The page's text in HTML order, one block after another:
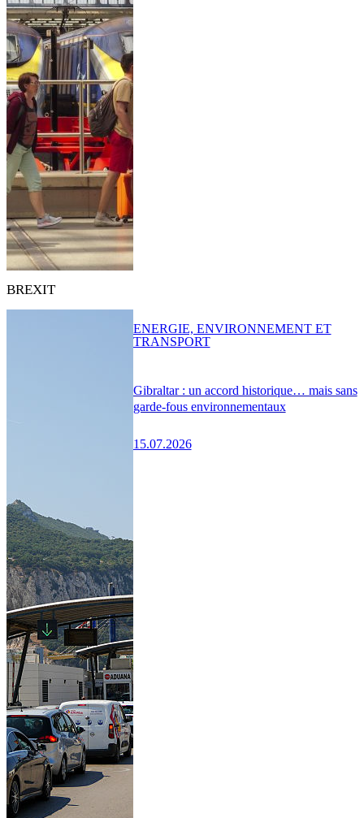
BREXIT
Gibraltar : un accord historique… mais sans
garde-fous environnementaux
15.07.2026
ENERGIE, ENVIRONNEMENT ET
TRANSPORT